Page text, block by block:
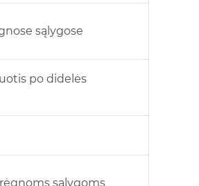
sąlygose
po didelės
sąlygoms